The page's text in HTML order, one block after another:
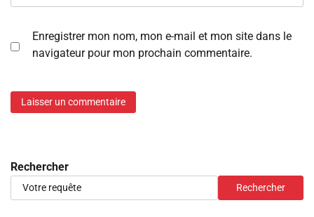
Enregistrer mon nom, mon e-mail et mon site dans le
navigateur pour mon prochain commentaire.
Rechercher
Rechercher